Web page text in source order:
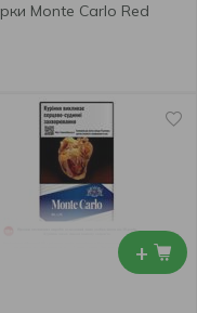
Monte Carlo Red
+